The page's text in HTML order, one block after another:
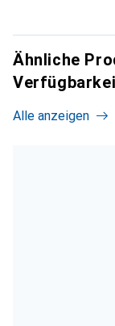
Ähnliche
Alle anzeigen